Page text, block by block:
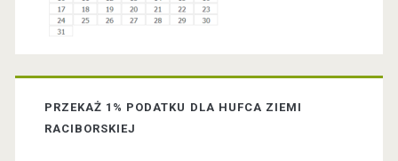
PRZEKAŻ 1% PODATKU DLA HUFCA ZIEMI
RACIBORSKIEJ